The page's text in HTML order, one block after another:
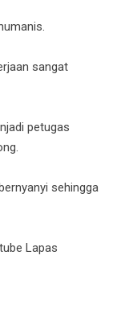
sangat
petugas
sehingga
Lapas